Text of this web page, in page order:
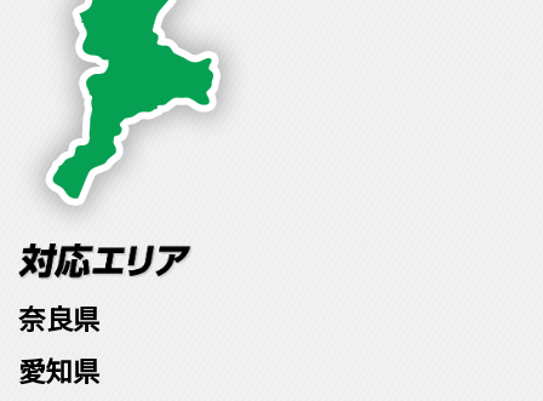
奈良県
愛知県